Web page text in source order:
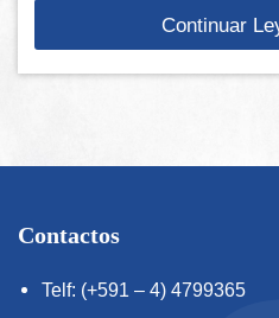
Continuar
Contactos
Telf: (+591 – 4) 4799365